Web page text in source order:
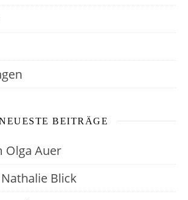
BEITRÄGE
Olga Auer
Blick